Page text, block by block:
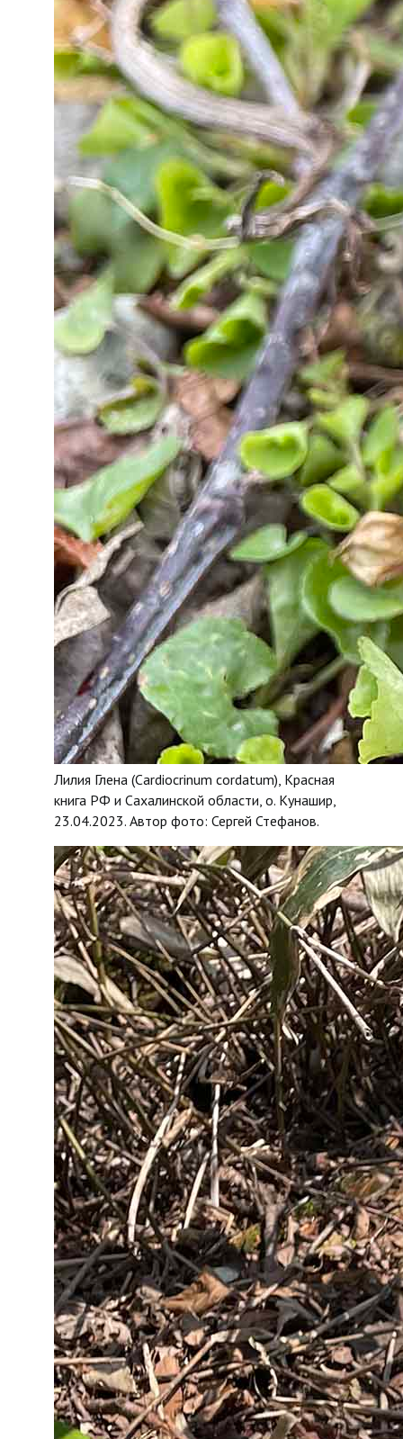
Лилия Глена (Cardiocrinum cordatum), Красная
книга РФ и Сахалинской области, о. Кунашир,
23.04.2023. Автор фото: Сергей Стефанов.